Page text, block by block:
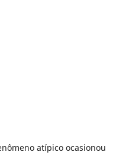
atípico ocasionou